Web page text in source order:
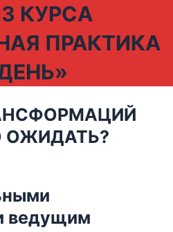
КУРСА
ПРАКТИКА
ведущим